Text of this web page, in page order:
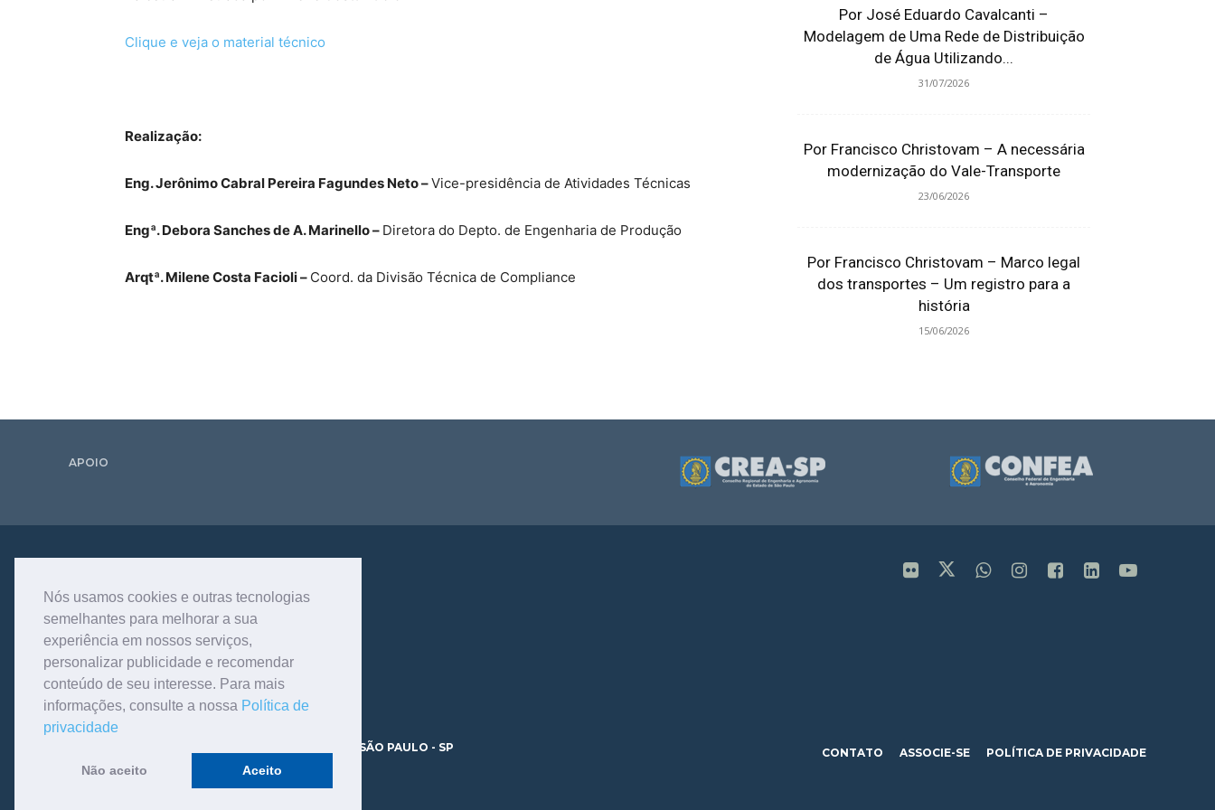
Nós usamos cookies e outras tecnologias
semelhantes para melhorar a sua
experiência em nossos serviços,
personalizar publicidade e recomendar
conteúdo de seu interesse. Para mais
informações, consulte a nossa Política de
privacidade
Não aceito Aceito
Clique e veja o material técnico
Realização:
Eng. Jerônimo Cabral Pereira Fagundes Neto –Vice-presidência de Atividades Técnicas
Engª. Debora Sanches de A. Marinello – Diretora do Depto. de Engenharia de Produção
Arqtª. Milene Costa Facioli – Coord. da Divisão Técnica de Compliance
Por José Eduardo Cavalcanti –
Modelagem de Uma Rede de Distribuição
de Água Utilizando...
31/07/2026
Por Francisco Christovam – A necessária
modernização do Vale-Transporte
23/06/2026
Por Francisco Christovam – Marco legal
dos transportes – Um registro para a
história
15/06/2026
APOIO
AV. DR. DANTE PAZZANESE, 120 - VILA MARIANA - SÃO PAULO - SP
CONTATO ASSOCIE-SE POLÍTICA DE PRIVACIDADE